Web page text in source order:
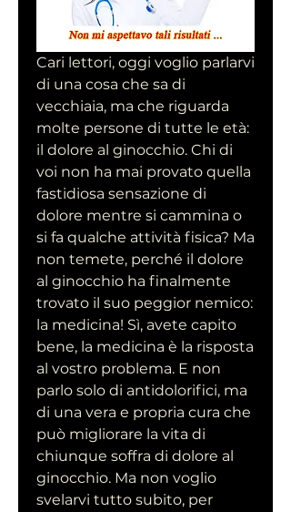
Cari lettori, oggi voglio parlarvi
di una cosa che sa di
vecchiaia, ma che riguarda
molte persone di tutte le età:
il dolore al ginocchio. Chi di
voi non ha mai provato quella
fastidiosa sensazione di
dolore mentre si cammina o
si fa qualche attività fisica? Ma
non temete, perché il dolore
al ginocchio ha finalmente
trovato il suo peggior nemico:
la medicina! Sì, avete capito
bene, la medicina è la risposta
al vostro problema. E non
parlo solo di antidolorifici, ma
di una vera e propria cura che
può migliorare la vita di
chiunque soffra di dolore al
ginocchio. Ma non voglio
svelarvi tutto subito, per